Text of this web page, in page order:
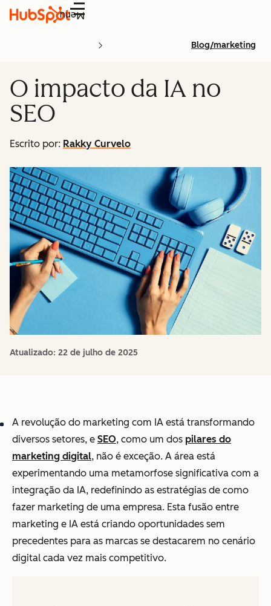
Menu
Blog/marketing
O impacto da IA no
SEO
Escrito por: Rakky Curvelo
Atualizado: 22 de julho de 2025
A revolução do marketing com IA está transformando
diversos setores, e SEO, como um dos pilares do
marketing digital, não é exceção. A área está
experimentando uma metamorfose significativa com a
integração da IA, redefinindo as estratégias de como
fazer marketing de uma empresa. Esta fusão entre
marketing e IA está criando oportunidades sem
precedentes para as marcas se destacarem no cenário
digital cada vez mais competitivo.